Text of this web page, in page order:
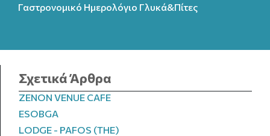
Γαστρονομικό Ημερολόγιo Γλυκά&Πίτες
Σχετικά Άρθρα
ZENON VENUE CAFE
ESOBGA
LODGE - PAFOS (THE)